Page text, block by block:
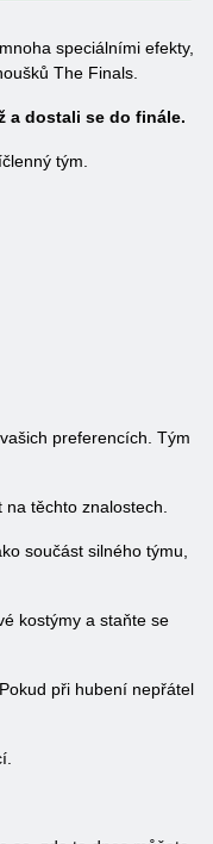
speciálními efekty,
The Finals.
a dostali se do finále.
tým.
preferencích. Tým
těchto znalostech.
součást silného týmu,
kostýmy a staňte se
při hubení nepřátel